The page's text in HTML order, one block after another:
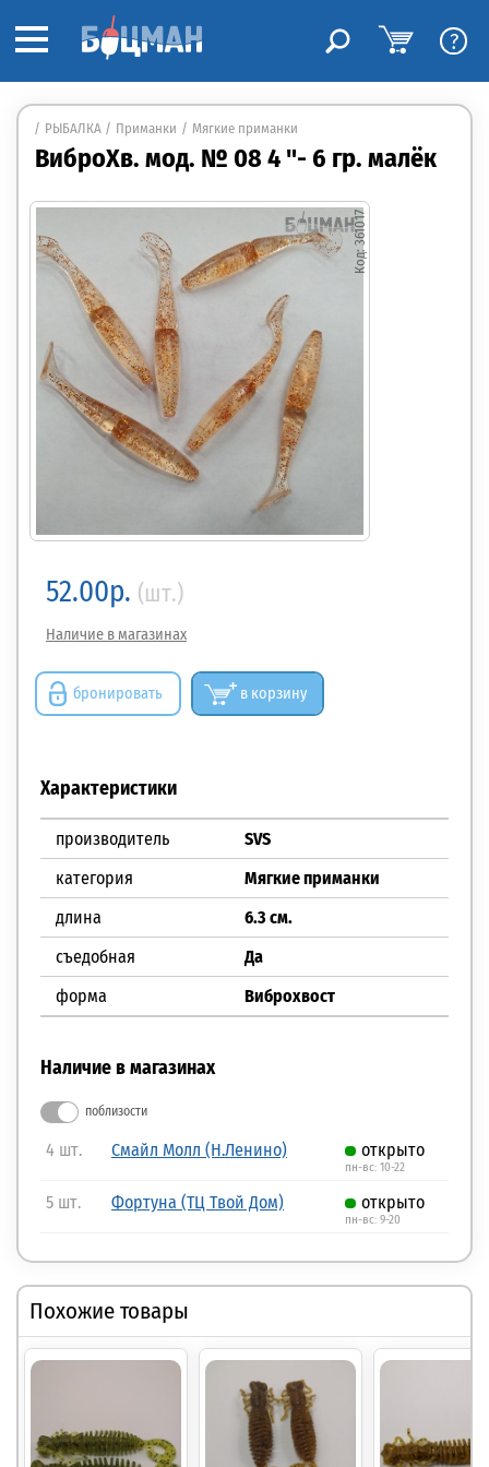
?
РЫБАЛКА Приманки Мягкие приманки
ВиброХв. мод. № 08 4 "- 6 гр. малёк
361017
52.00р. (шт.)
Наличие в магазинах
бронировать в корзину
Характеристики
производитель
SVS
категория
Мягкие приманки
длина
6.3 см.
съедобная
Да
форма
Виброхвост
Наличие в магазинах
поблизости
4 шт. Смайл Молл (Н.Ленино) открыто
пн-вс: 10-22
5 шт. Фортуна (ТЦ Твой Дом) открыто
пн-вс: 9-20
Похожие товары